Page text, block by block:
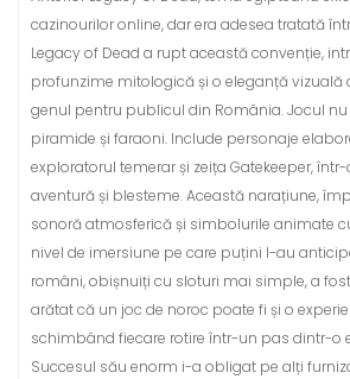
cazinourilor online, dar era adesea tratată
Legacy of Dead a rupt această convenție,
profunzime mitologică și o eleganță vizuală
genul pentru publicul din România. Jocul
piramide și faraoni. Include personaje
exploratorul temerar și zeița Gatekeeper,
aventură și blesteme. Această narațiune,
sonoră atmosferică și simbolurile animate
nivel de imersiune pe care puțini l-au
români, obișnuiți cu sloturi mai simple, a
arătat că un joc de noroc poate fi și o
schimbând fiecare rotire într-un pas dintr-o
Succesul său enorm i-a obligat pe alți